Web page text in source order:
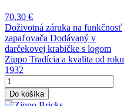
70,30 €
Doživotná záruka na funkčnosť
zapaľovača Dodávaný v
darčekovej krabičke s logom
Zippo Tradícia a kvalita od roku
1932
Do košíka